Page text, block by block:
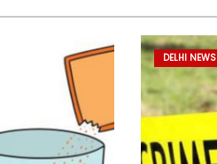
DELHI NEWS